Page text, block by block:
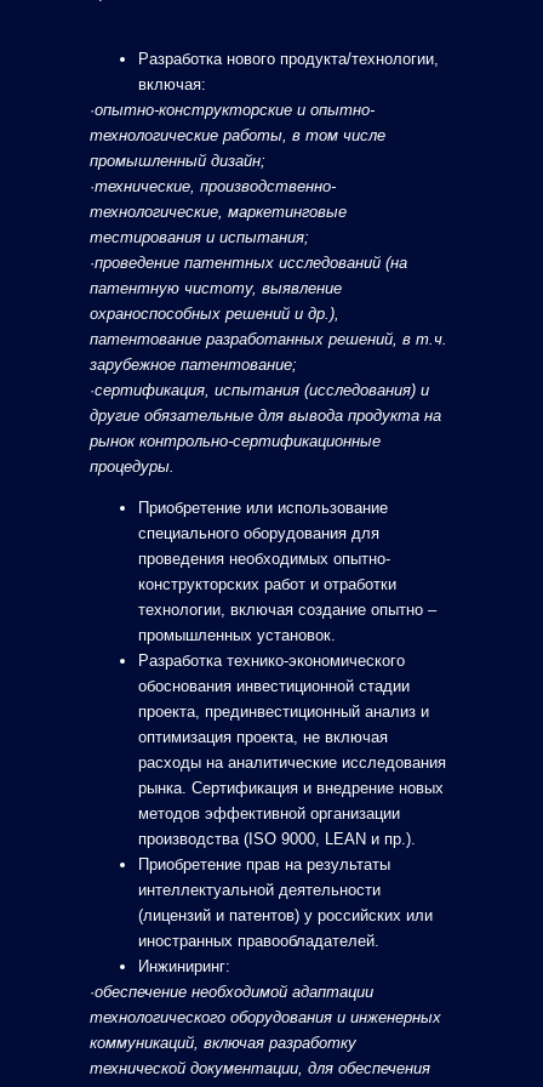
Разработка нового продукта/технологии,
включая:
·опытно-конструкторские и опытно-
технологические работы, в том числе
промышленный дизайн;
·технические, производственно-
технологические, маркетинговые
тестирования и испытания;
·проведение патентных исследований (на
патентную чистоту, выявление
охраноспособных решений и др.),
патентование разработанных решений, в т.ч.
зарубежное патентование;
·сертификация, испытания (исследования) и
другие обязательные для вывода продукта на
рынок контрольно-сертификационные
процедуры.
Приобретение или использование
специального оборудования для
проведения необходимых опытно-
конструкторских работ и отработки
технологии, включая создание опытно –
промышленных установок.
Разработка технико-экономического
обоснования инвестиционной стадии
проекта, прединвестиционный анализ и
оптимизация проекта, не включая
расходы на аналитические исследования
рынка. Сертификация и внедрение новых
методов эффективной организации
производства (ISO 9000, LEAN и пр.).
Приобретение прав на результаты
интеллектуальной деятельности
(лицензий и патентов) у российских или
иностранных правообладателей.
Инжиниринг:
·обеспечение необходимой адаптации
технологического оборудования и инженерных
коммуникаций, включая разработку
технической документации, для обеспечения